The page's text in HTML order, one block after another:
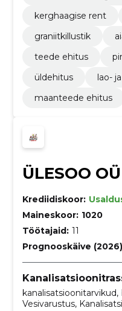
kerghaagise rent
graniitkillustik
teede ehitus
üldehitus
lao-
maanteede ehitus
ÜLESOO OÜ
Krediidiskoor:
Maineskoor: 1020
Töötajaid: 11
Prognooskäive
kanalisatsioonitarvikud,
Vesivarustus,